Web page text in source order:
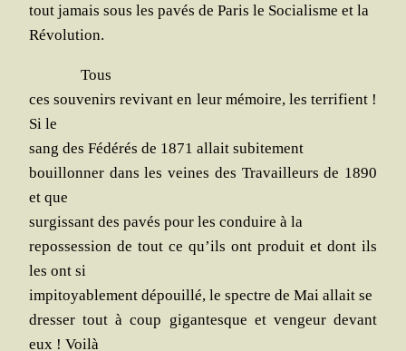
tout jamais sous les pavés de Paris le Socia­lisme et la
Révolution.
Tous
ces sou­ve­nirs revi­vant en leur mémoire, les ter­ri­fient !
Si le
sang des Fédé­rés de 1871 allait subitement
bouillon­ner dans les veines des Tra­vailleurs de 1890
et que
sur­gis­sant des pavés pour les conduire à la
repos­ses­sion de tout ce qu’ils ont pro­duit et dont ils
les ont si
impi­toya­ble­ment dépouillé, le spectre de Mai allait se
dres­ser tout à coup gigan­tesque et ven­geur devant
eux ! Voilà